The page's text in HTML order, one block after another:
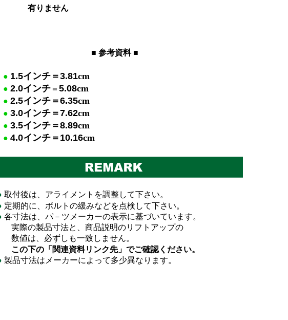
りません
■ 参考資料 ■
1.5インチ＝3.81cm
2.0インチ ＝ 5.08cm
2.5インチ＝6.35cm
3.0イ ンチ＝7.62cm
3.5イ ンチ＝8.89cm
4.0イ ンチ＝ 10.16cm
取付後は、アライメントを調整して下さい。
定期的に、ボルトの緩みなどを点検して下さい。
各寸法は、パ－ツメーカーの表示に基づいています。
の製品寸法と、商品説明のリフトアップの
は、必ずしも一致しません。
この下の「関連資料リンク先」でご確認ください。
製品寸法はメーカーによって多少異なります。